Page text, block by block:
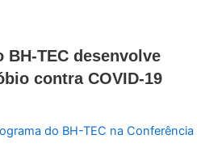
BH-TEC desenvolve
contra COVID-19